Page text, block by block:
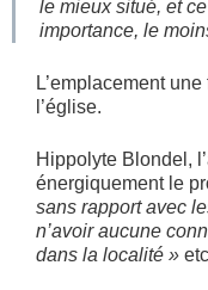
le mieux situé, et
importance, le
L’emplacement
l’église.
Hippolyte Blondel,
énergiquement le
sans rapport avec
n’avoir aucune
dans la localité »